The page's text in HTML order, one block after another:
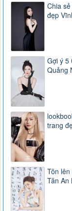
Chia
đẹp
Gợi ý 5
Quảng
trang
Tôn
Tân An